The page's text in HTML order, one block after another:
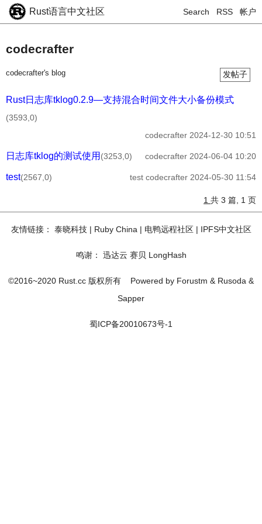
Rust语言中文社区 Search RSS 帐户
codecrafter
发帖子
codecrafter's blog
Rust日志库tklog0.2.9—支持混合时间文件大小备份模式
(3593,0)
codecrafter 2024-12-30 10:51
日志库tklog的测试使用 (3253,0) codecrafter 2024-06-04 10:20
test(2567,0) test codecrafter 2024-05-30 11:54
1 共 3 篇, 1 页
友情链接： 泰晓科技| Ruby China | 电鸭远程社区| IPFS中文社区
鸣谢： 迅达云 赛贝 LongHash
©2016~2020 Rust.cc 版权所有 Powered by Forustm & Rusoda &
Sapper
蜀ICP备20010673号-1